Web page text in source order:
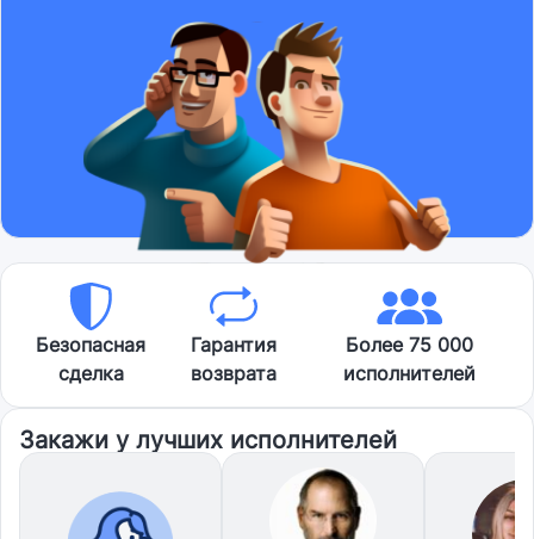
Безопасная
сделка
Гарантия
возврата
Более 75 000
исполнителей
Закажи у лучших исполнителей